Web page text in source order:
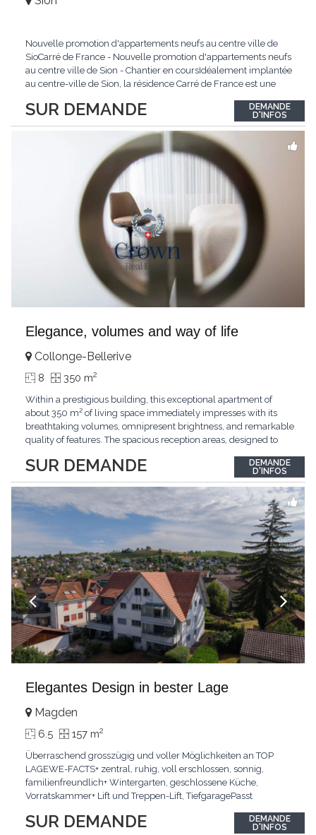
SUR DEMANDE
Nouvelle promotion d'appartements neufs au centre ville de
SioCarré de France - Nouvelle promotion d'appartements neufs
au centre ville de Sion - Chantier en coursIdéalement implantée
au centre-ville de Sion, la résidence Carré de France est une
contemporaine, qualité de vie et emplacement privilégié.Ce
projet d'envergure comprend 38...
DEMANDE
D'INFOS
Elegance, volumes and way of life
SUR DEMANDE
Collonge-Bellerive
8 350 m2
Within a prestigious building, this exceptional apartment of
about 350 m² of living space immediately impresses with its
breathtaking volumes, omnipresent brightness, and remarkable
quality of features. The spacious reception areas, designed to
outdoor spaces bathed in greenery. The bedrooms also have
direct access to the outdoors, offering...
DEMANDE
D'INFOS
Elegantes Design in bester Lage
SUR DEMANDE
Magden
6.5 157 m2
Überraschend grosszügig und voller Möglichkeiten an TOP
LAGEWE-FACTS+ zentral, ruhig, voll erschlossen, sonnig,
familienfreundlich+ Wintergarten, geschlossene Küche,
Vorratskammer+ Lift und Treppen-Lift, TiefgaragePasst
Wintergarten schaffen ein lichtdurchflutetes
DEMANDE
D'INFOS